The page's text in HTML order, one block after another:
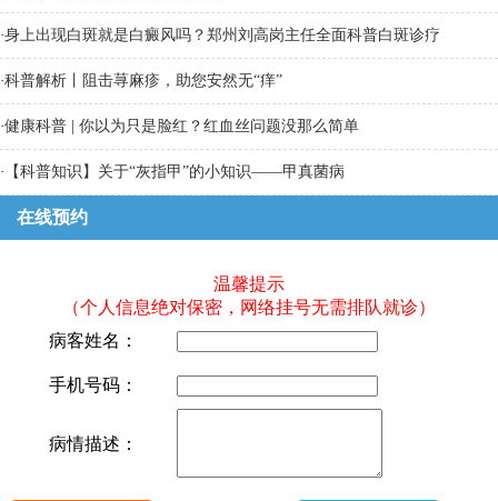
·身上出现白斑就是白癜风吗？郑州刘高岗主任全面科普白斑诊疗
·科普解析丨阻击荨麻疹，助您安然无“痒”
·健康科普 | 你以为只是脸红？红血丝问题没那么简单
· 【科普知识】关于“灰指甲”的小知识——甲真菌病
在线预约
温馨提示
（个人信息绝对保密，网络挂号无需排队就诊）
病客姓名：
手机号码：
病情描述：